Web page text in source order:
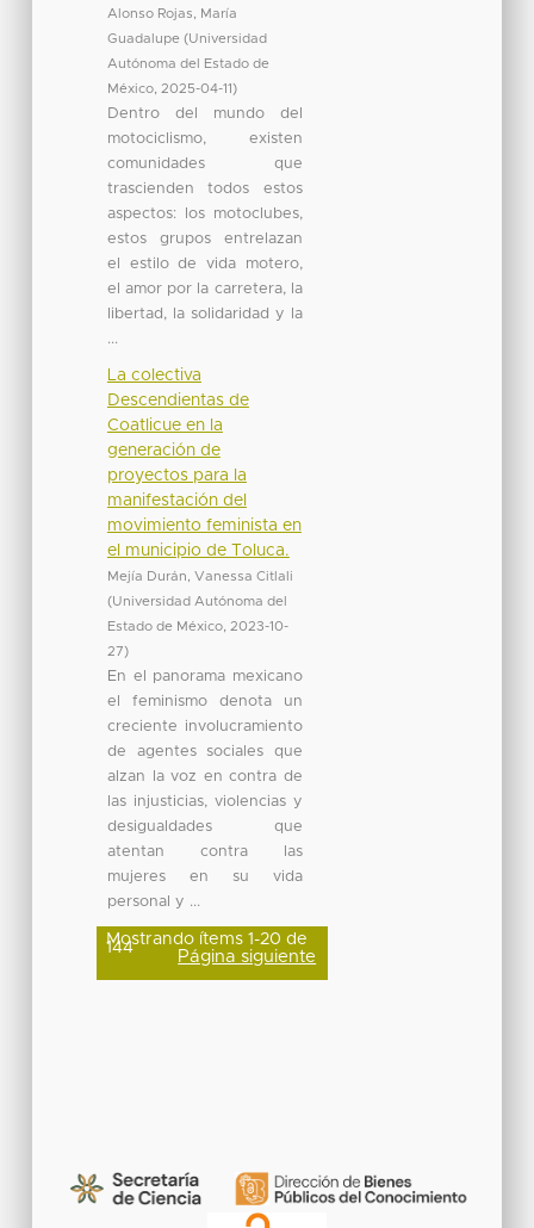
Alonso Rojas, María
Guadalupe (Universidad
Autónoma del Estado de
México, 2025-04-11)
Dentro del mundo del
motociclismo, existen
comunidades que
trascienden todos estos
aspectos: los motoclubes,
estos grupos entrelazan
el estilo de vida motero,
el amor por la carretera, la
libertad, la solidaridad y la
...
La colectiva
Descendientas de
Coatlicue en la
generación de
proyectos para la
manifestación del
movimiento feminista en
el municipio de Toluca.
Mejía Durán, Vanessa Citlali
(Universidad Autónoma del
Estado de México, 2023-10-
27)
En el panorama mexicano
el feminismo denota un
creciente involucramiento
de agentes sociales que
alzan la voz en contra de
las injusticias, violencias y
desigualdades que
atentan contra las
mujeres en su vida
personal y ...
Mostrando ítems 1-20 de
144 Página siguiente